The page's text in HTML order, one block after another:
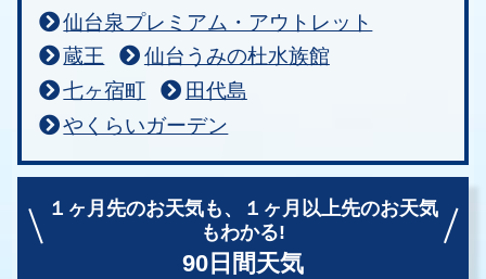
仙台泉プレミアム・アウトレット
蔵王
仙台うみの杜水族館
七ヶ宿町
田代島
やくらいガーデン
１ヶ月先のお天気も、
１ヶ月以上先のお天気
もわかる!
90日間天気